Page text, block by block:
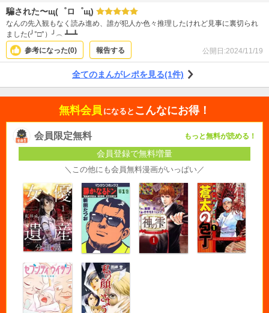
騙された〜щ⁠(⁠゜⁠ロ⁠゜⁠щ⁠)
なんの先入観もなく読み進め、誰が犯人か色々推理したけれど見事に裏切られ
ました(⁠╯⁠°⁠□⁠°⁠）⁠╯⁠︵⁠ ⁠┻⁠━⁠┻
参考になった(0) 報告する 公開日:2024/11/19
全てのまんがレポを見る(1件)
無料会員 になると こんなにお得！
会員限定無料 もっと無料が読める！
会員登録で無料増量
＼この他にも会員無料漫画がいっぱい／